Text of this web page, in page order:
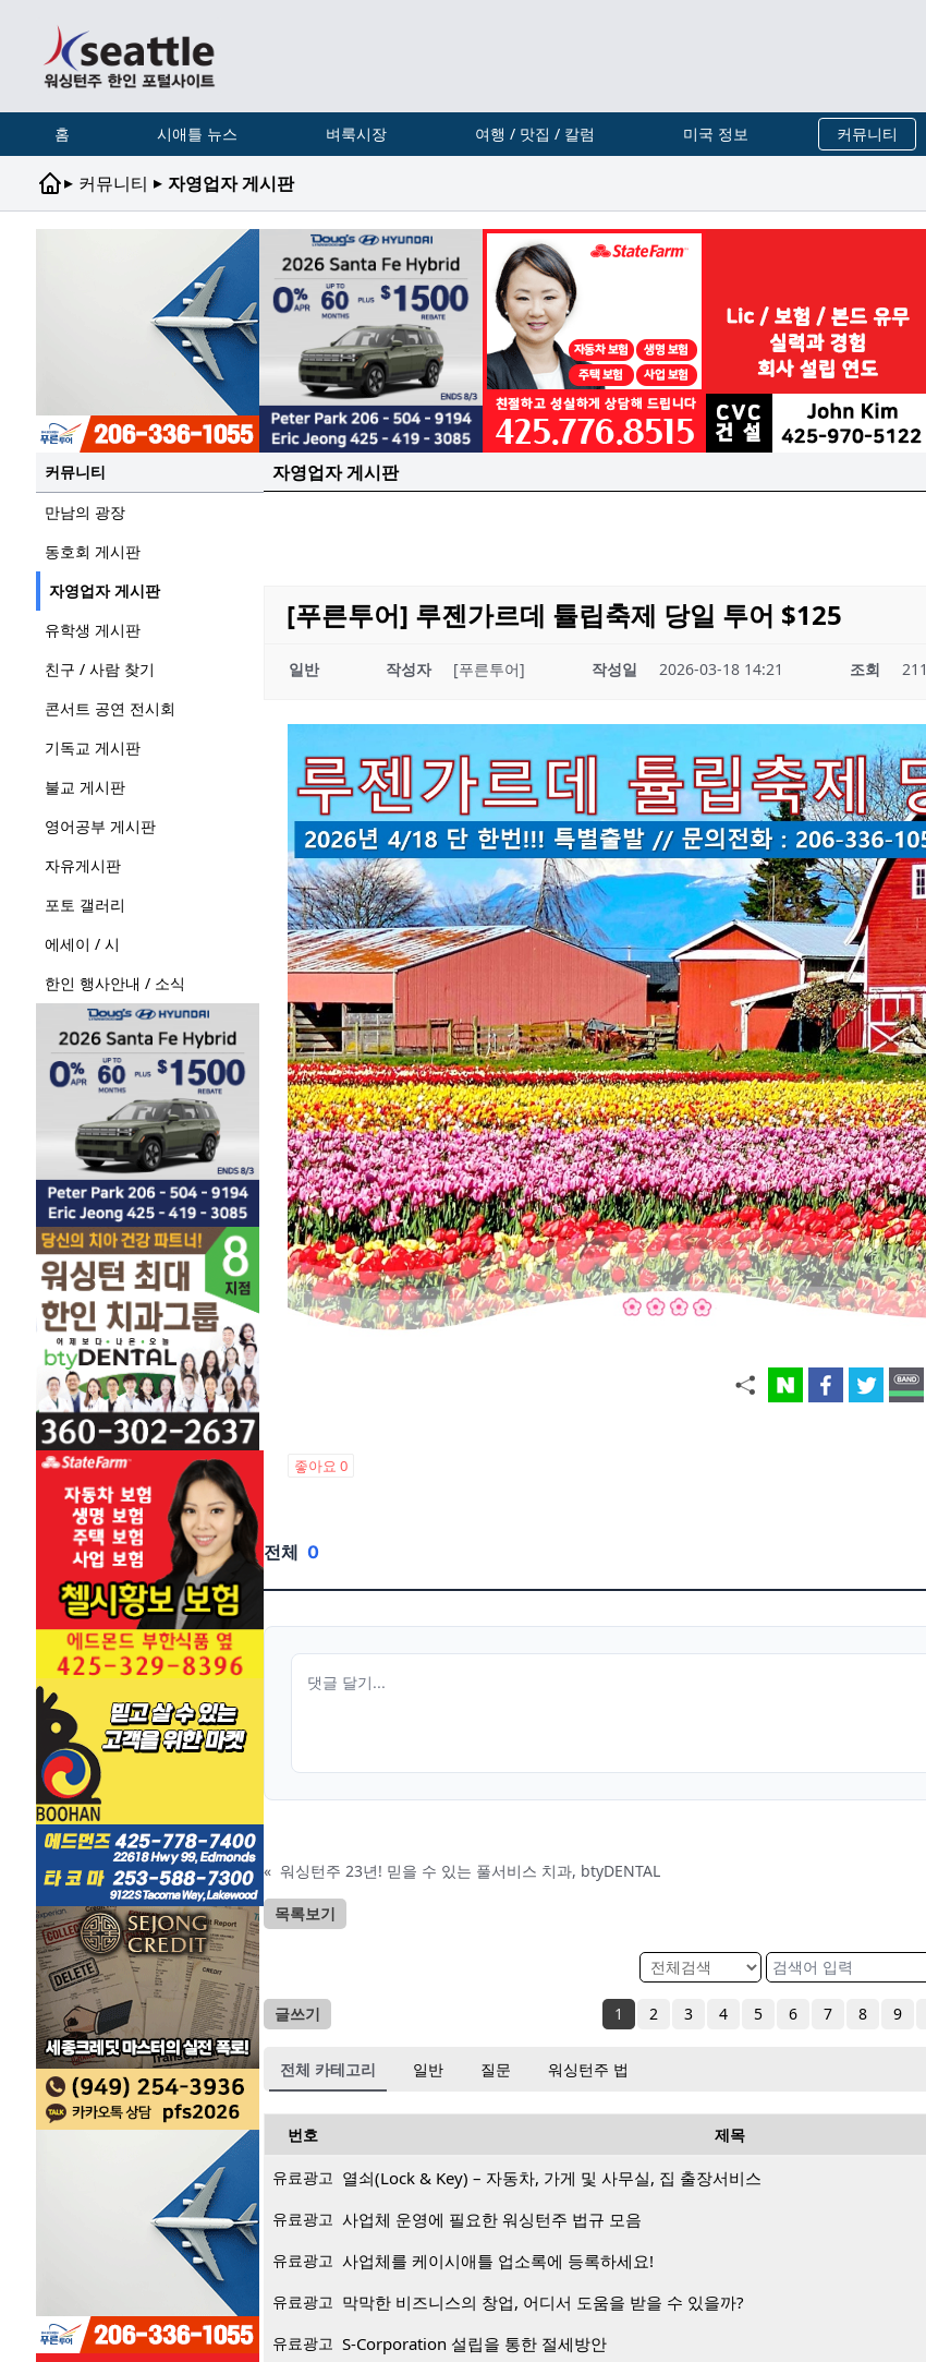
홈 시애틀 뉴스 벼룩시장 여행 / 맛집 / 칼럼 미국 정보 커뮤니티
▸ 커뮤니티 ▸ 자영업자 게시판
커뮤니티
만남의 광장
동호회 게시판
자영업자 게시판
유학생 게시판
친구 / 사람 찾기
콘서트 공연 전시회
기독교 게시판
불교 게시판
영어공부 게시판
자유게시판
포토 갤러리
에세이 / 시
한인 행사안내 / 소식
자영업자 게시판
[푸른투어] 루젠가르데 튤립축제 당일 투어 $125
일반 작성자 [푸른투어] 작성일 2026-03-18 14:21 조회 211
좋아요 0
전체 0
« 워싱턴주 23년! 믿을 수 있는 풀서비스 치과, btyDENTAL
목록보기
글쓰기 1 2 3 4 5 6 7 8 9
전체 카테고리 일반 질문 워싱턴주 법
번호 제목
유료광고 열쇠(Lock & Key) – 자동차, 가게 및 사무실, 집 출장서비스
유료광고 사업체 운영에 필요한 워싱턴주 법규 모음
유료광고 사업체를 케이시애틀 업소록에 등록하세요!
유료광고 막막한 비즈니스의 창업, 어디서 도움을 받을 수 있을까?
유료광고 S-Corporation 설립을 통한 절세방안